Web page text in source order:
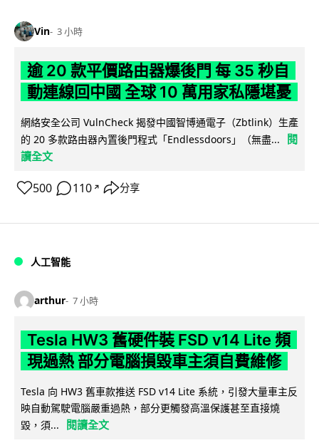
Vin 3 小時
逾 20 款平價路由器爆後門 每 35 秒自
動連線回中國 全球 10 萬用家私隱堪憂
網絡安全公司 VulnCheck 揭發中國智博通電子（Zbtlink）生產
的 20 多款路由器內置後門程式「Endlessdoors」（無盡...
閱
讀全文
500 110 ↗ 分享
人工智能
arthur 7 小時
Tesla HW3 舊硬件裝 FSD v14 Lite 頻
現過熱 部分電腦損毀車主須自費維修
Tesla 向 HW3 舊車款推送 FSD v14 Lite 系統，引發大量車主反
映自動駕駛電腦嚴重過熱，部分更觸發高溫保護甚至直接燒
毀，須...
閱讀全文